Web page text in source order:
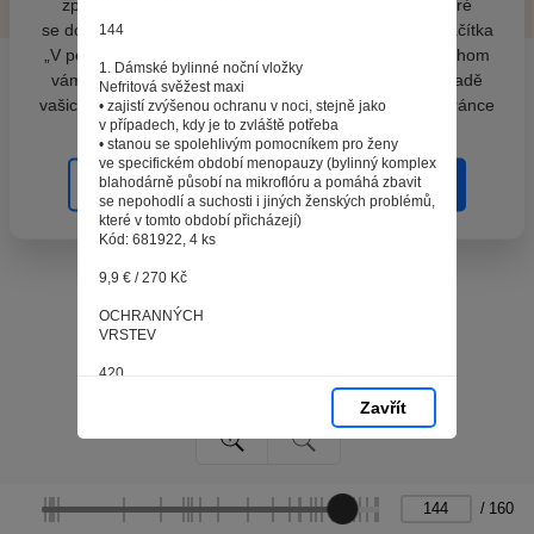
144
1. Dámské bylinné noční vložky
Nefritová svěžest maxi
• zajistí zvýšenou ochranu v noci, stejně jako
v případech, kdy je to zvláště potřeba
• stanou se spolehlivým pomocníkem pro ženy
ve specifickém období menopauzy (bylinný komplex
blahodárně působí na mikroflóru a pomáhá zbavit
se nepohodlí a suchosti i jiných ženských problémů,
které v tomto období přicházejí)
Kód: 681922, 4 ks
9,9 € / 270 Kč
OCHRANNÝCH
VRSTEV
420
ABSORPČNÍ SCHOPNOST
Zavřít
/ 160
zpracováním souborů cookies - malých souborů, které
se dočasně ukládají ve vašem prohlížeči. Stisknutím tlačítka
„V pořádku“ souhlasíte s nastavením cookies tak, abychom
vám poskytovali smysluplné a užitečné služby na základě
vašich údajů. Svůj souhlas můžete kdykoli změnit na stránce
zpracování osobních údajů.
Spravovat cookies V pořádku